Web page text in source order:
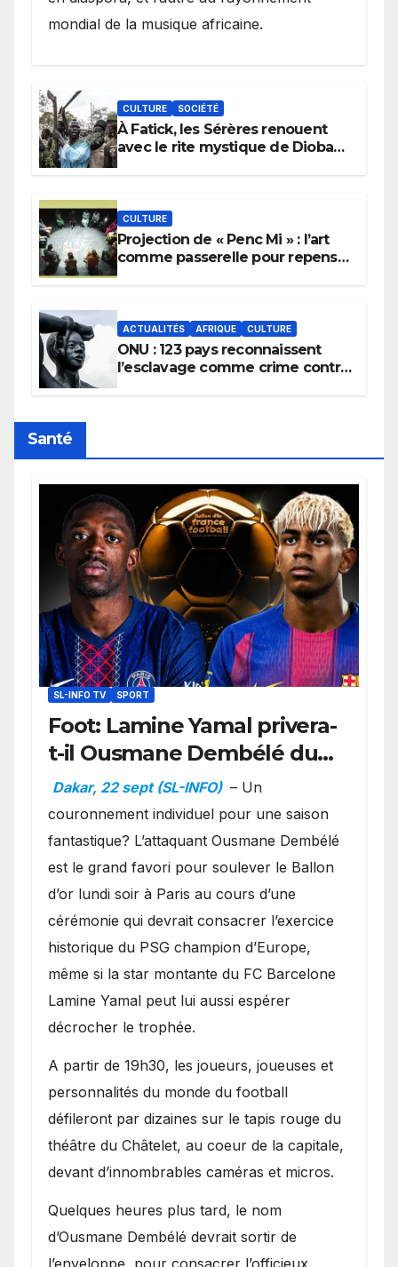
mondial de la musique africaine.
CULTURE SOCIÉTÉ
À Fatick, les Sérères renouent
avec le rite mystique de Diobaye
CULTURE
Projection de « Penc Mi » : l’art
comme passerelle pour repenser
ACTUALITÉS AFRIQUE CULTURE
ONU : 123 pays reconnaissent
l’esclavage comme crime contre
Santé
SL-INFO TV SPORT
Foot: Lamine Yamal privera-
t-il Ousmane Dembélé du
Ballon d’or ?
Dakar, 22 sept (SL-INFO) – Un
couronnement individuel pour une saison
fantastique? L’attaquant Ousmane Dembélé
est le grand favori pour soulever le Ballon
d’or lundi soir à Paris au cours d’une
cérémonie qui devrait consacrer l’exercice
historique du PSG champion d’Europe,
même si la star montante du FC Barcelone
Lamine Yamal peut lui aussi espérer
décrocher le trophée.
A partir de 19h30, les joueurs, joueuses et
personnalités du monde du football
défileront par dizaines sur le tapis rouge du
théâtre du Châtelet, au coeur de la capitale,
devant d’innombrables caméras et micros.
Quelques heures plus tard, le nom
d’Ousmane Dembélé devrait sortir de
l’enveloppe, pour consacrer l’officieux